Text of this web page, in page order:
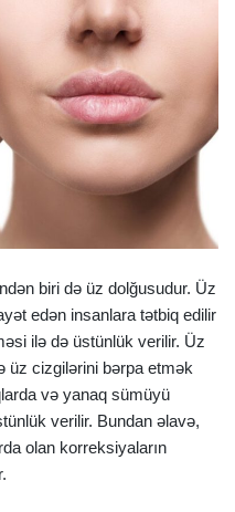
biri də üz dolğusudur. Üz
edən insanlara tətbiq edilir
ilə də üstünlük verilir. Üz
üz cizgilərini bərpa etmək
və yanaq sümüyü
verilir. Bundan əlavə,
olan korreksiyaların